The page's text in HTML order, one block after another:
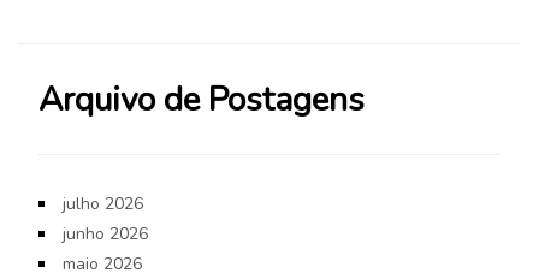
Arquivo de Postagens
julho 2026
junho 2026
maio 2026